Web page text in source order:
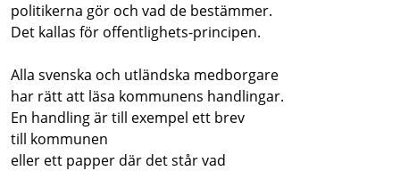
politikerna gör och vad de bestämmer.
Det kallas för offentlighets-principen.
Alla svenska och utländska medborgare
har rätt att läsa kommunens handlingar.
En handling är till exempel ett brev
till kommunen
eller ett papper där det står vad